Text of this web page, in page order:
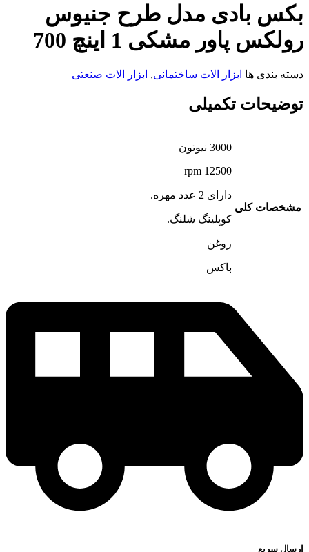
بکس بادی مدل طرح جنیوس
رولکس پاور مشکی 1 اینچ 700
دسته بندی ها ابزار الات ساختمانی, ابزار الات صنعتی
توضیحات تکمیلی
مشخصات کلی
3000 نیوتون
12500 rpm
دارای 2 عدد مهره.
کوپلینگ شلنگ.
روغن
باکس
ارسال سریع